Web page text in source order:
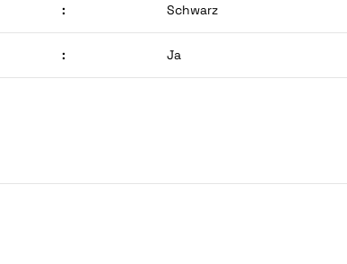
: Schwarz
: Ja